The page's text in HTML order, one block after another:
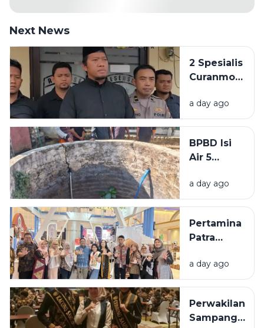
Next News
2 Spesialis
Curanmor
Bangkalan
Diringkus
Beraksi di
11 TKP
a day ago
BPBD Isi
Air 5
Warga
Sumenep
Kering
a day ago
Pertamina
Patra
Bawa 5
UMKM
Tampil di
Surabaya
a day ago
Perwakilan
Sampang